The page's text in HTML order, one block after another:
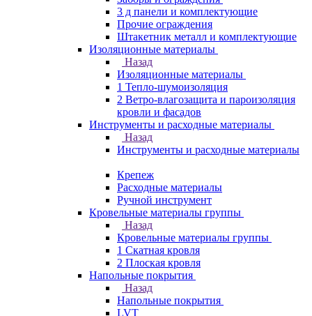
3 д панели и комплектующие
Прочие ограждения
Штакетник металл и комплектующие
Изоляционные материалы
Назад
Изоляционные материалы
1 Тепло-шумоизоляция
2 Ветро-влагозащита и пароизоляция
кровли и фасадов
Инструменты и расходные материалы
Назад
Инструменты и расходные материалы
Крепеж
Расходные материалы
Ручной инструмент
Кровельные материалы группы
Назад
Кровельные материалы группы
1 Скатная кровля
2 Плоская кровля
Напольные покрытия
Назад
Напольные покрытия
LVT